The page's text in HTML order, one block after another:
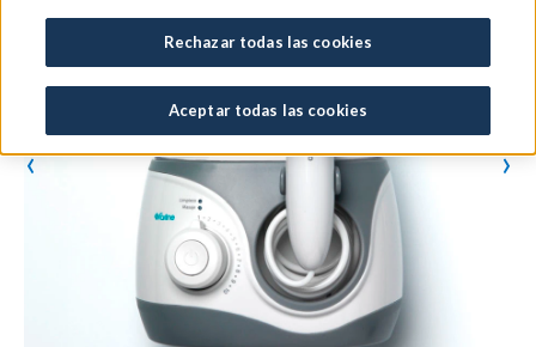
‹ ›
Rechazar todas las cookies
Aceptar todas las cookies